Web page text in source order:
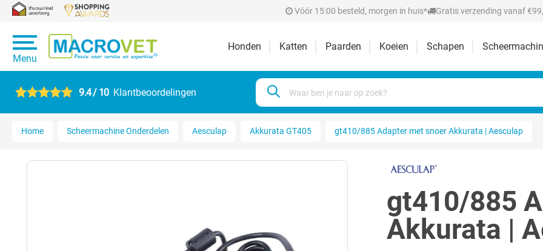
Vóór 15:00 besteld, morgen in huis* Gratis verzending vanaf
Menu
Honden Katten Paarden Koeien Schapen
9.4 / 10 Klantbeoordelingen
Home Scheermachine Onderdelen Aesculap Akkurata GT405 gt410/885 Adapter met snoer Akkurata | Aesculap
gt410/885
Akkurata |